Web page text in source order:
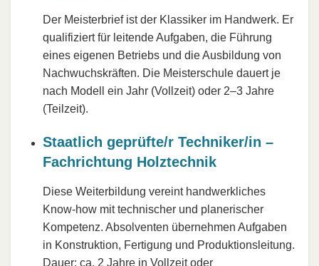
Der Meisterbrief ist der Klassiker im Handwerk. Er
qualifiziert für leitende Aufgaben, die Führung
eines eigenen Betriebs und die Ausbildung von
Nachwuchskräften. Die Meisterschule dauert je
nach Modell ein Jahr (Vollzeit) oder 2–3 Jahre
(Teilzeit).
Staatlich geprüfte/r Techniker/in –
Fachrichtung Holztechnik
Diese Weiterbildung vereint handwerkliches
Know-how mit technischer und planerischer
Kompetenz. Absolventen übernehmen Aufgaben
in Konstruktion, Fertigung und Produktionsleitung.
Dauer: ca. 2 Jahre in Vollzeit oder